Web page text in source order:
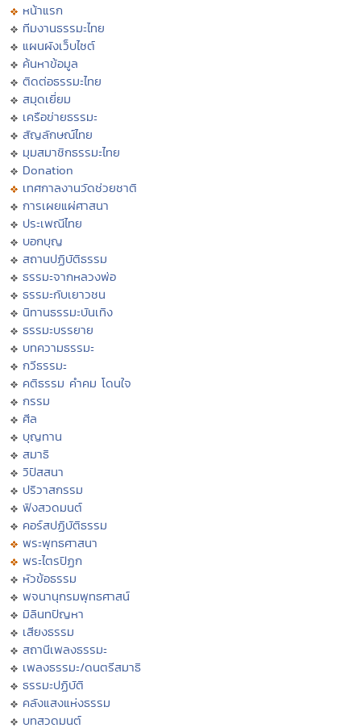
หน้าแรก
ทีมงานธรรมะไทย
แผนผังเว็บไซต์
ค้นหาข้อมูล
ติดต่อธรรมะไทย
สมุดเยี่ยม
เครือข่ายธรรมะ
สัญลักษณ์ไทย
มุมสมาชิกธรรมะไทย
Donation
เทศกาลงานวัดช่วยชาติ
การเผยแผ่ศาสนา
ประเพณีไทย
บอกบุญ
สถานปฏิบัติธรรม
ธรรมะจากหลวงพ่อ
ธรรมะกับเยาวชน
นิทานธรรมะบันเทิง
ธรรมะบรรยาย
บทความธรรมะ
กวีธรรมะ
คติธรรม คำคม โดนใจ
กรรม
ศีล
บุญทาน
สมาธิ
วิปัสสนา
ปริวาสกรรม
ฟังสวดมนต์
คอร์สปฏิบัติธรรม
พระพุทธศาสนา
พระไตรปิฏก
หัวข้อธรรม
พจนานุกรมพุทธศาสน์
มิลินทปัญหา
เสียงธรรม
สถานีเพลงธรรมะ
เพลงธรรมะ/ดนตรีสมาธิ
ธรรมะปฏิบัติ
คลังแสงแห่งธรรม
บทสวดมนต์